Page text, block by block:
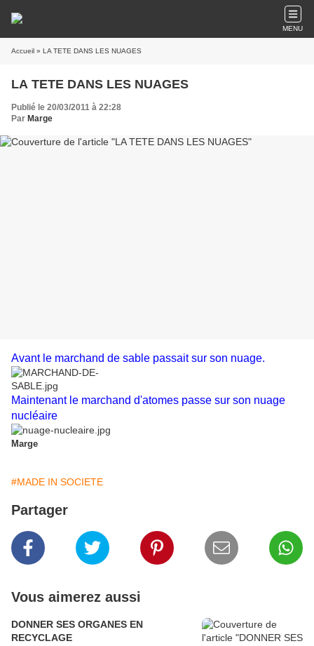
MENU
Accueil » LA TETE DANS LES NUAGES
LA TETE DANS LES NUAGES
Publié le 20/03/2011 à 22:28
Par Marge
Avant le marchand de sable passait sur son nuage.
Maintenant le marchand d'atomes passe sur son nuage
nucléaire
Marge
#MADE IN SOCIETE
Partager
Vous aimerez aussi
DONNER SES ORGANES EN
RECYCLAGE